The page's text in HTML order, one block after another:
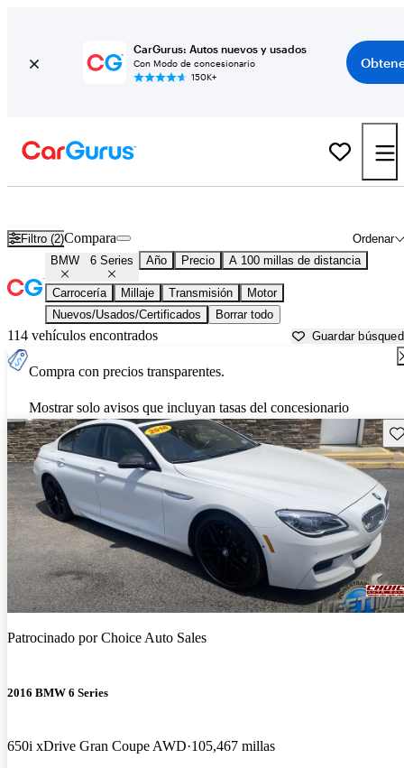
CarGurus: Autos nuevos y usados
Con Modo de concesionario
150K+
Filtro (2) Ordenar
Compara
BMW 6 Series Año Precio A 100 millas de distancia
Carrocería Millaje Transmisión
Motor
Nuevos/Usados/Certificados
Borrar todo
114 vehículos encontrados Guardar
Compra con precios transparentes.
Mostrar solo avisos que incluyan tasas del concesionario
Patrocinado porChoice Auto Sales
2016 BMW 6 Series
650i xDrive Gran Coupe AWD 105,467 millas